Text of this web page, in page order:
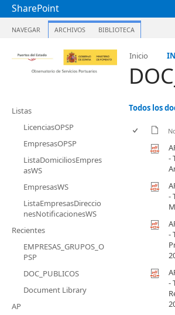
SharePoint
NAVEGAR ARCHIVOS BIBLIOTECA
Inicio
Listas
LicenciasOPSP
EmpresasOPSP
ListaDomiciliosEmpres
asWS
EmpresasWS
ListaEmpresasDireccio
nesNotificacionesWS
Recientes
EMPRESAS_GRUPOS_O
PSP
DOC_PUBLICOS
Document Library
AP
Todos los
-
-
-
-